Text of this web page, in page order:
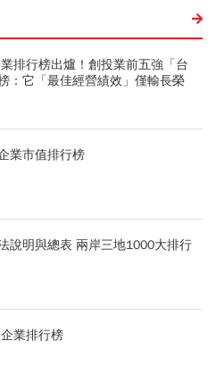
排行榜出爐！創投業前五強「台
：它「最佳經營績效」僅輸長榮
業市值排行榜
說明與總表 兩岸三地1000大排行
業排行榜